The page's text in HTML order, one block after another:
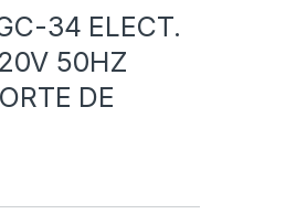
34 ELECT.
50HZ
DE